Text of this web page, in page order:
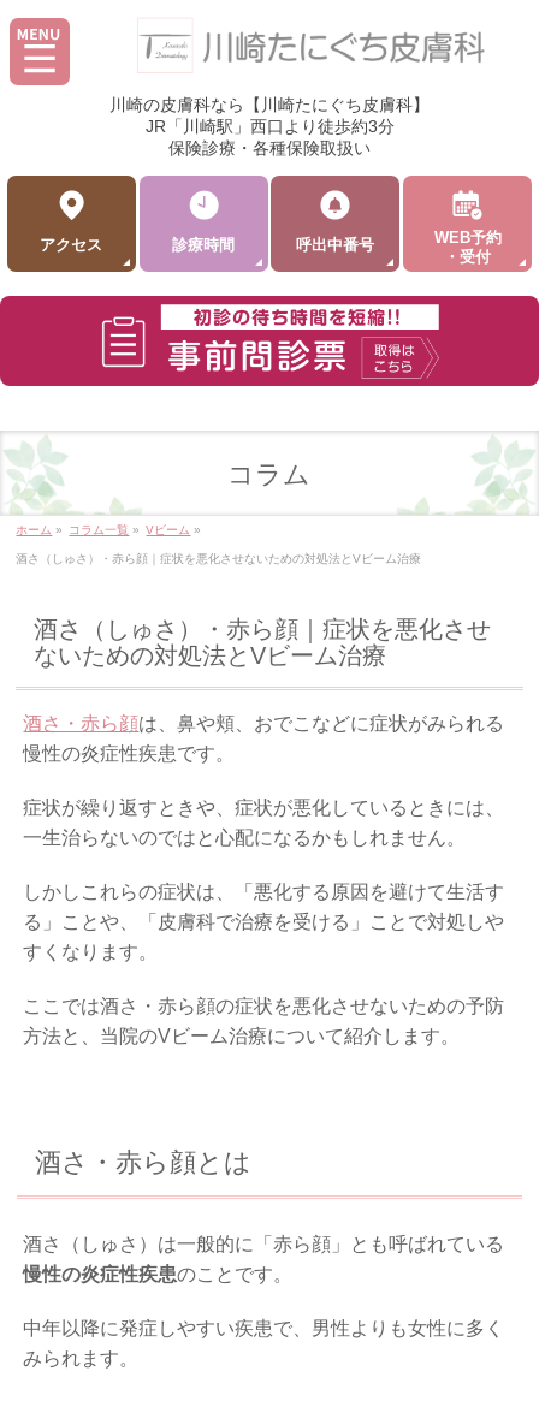
川崎の皮膚科なら【川崎たにぐち皮膚科】
JR「川崎駅」西口より徒歩約3分
保険診療・各種保険取扱い
アクセス 診療時間 呼出中番号
WEB予約
・受付
コラム
ホーム » コラム一覧 » Vビーム »
酒さ（しゅさ）・赤ら顔｜症状を悪化させないための対処法とVビーム治療
酒さ（しゅさ）・赤ら顔｜症状を悪化させ
ないための対処法とVビーム治療
酒さ・赤ら顔は、鼻や頬、おでこなどに症状がみられる
慢性の炎症性疾患です。
症状が繰り返すときや、症状が悪化しているときには、
一生治らないのではと心配になるかもしれません。
しかしこれらの症状は、「悪化する原因を避けて生活す
る」ことや、「皮膚科で治療を受ける」ことで対処しや
すくなります。
ここでは酒さ・赤ら顔の症状を悪化させないための予防
方法と、当院のVビーム治療について紹介します。
酒さ・赤ら顔とは
酒さ（しゅさ）は一般的に「赤ら顔」とも呼ばれている
慢性の炎症性疾患のことです。
中年以降に発症しやすい疾患で、男性よりも女性に多く
みられます。